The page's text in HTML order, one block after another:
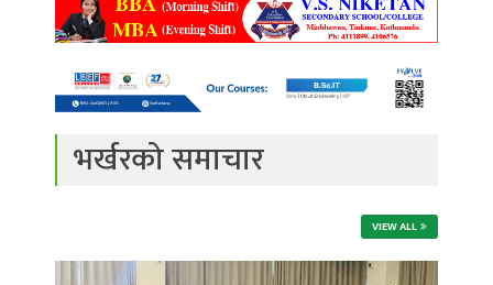
भर्खरको समाचार
VIEW ALL